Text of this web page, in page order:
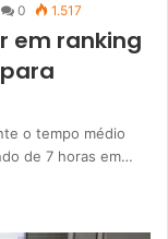
0 1.517
em ranking
o tempo médio
de 7 horas em…